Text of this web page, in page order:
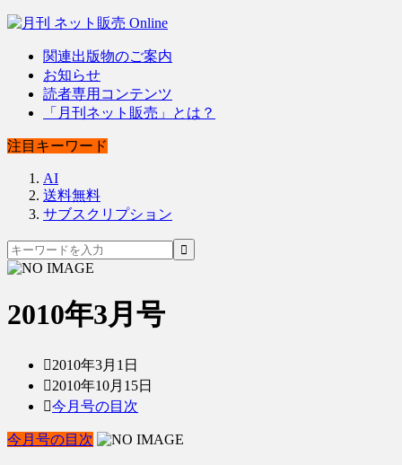
関連出版物のご案内
お知らせ
読者専用コンテンツ
「月刊ネット販売」とは？
注目キーワード
AI
送料無料
サブスクリプション
2010年3月号
2010年3月1日
2010年10月15日
今月号の目次
今月号の目次